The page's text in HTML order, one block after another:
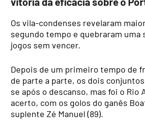
Os vila-condenses revelaram
segundo tempo e quebraram uma
jogos sem vencer.
Depois de um primeiro tempo de
de parte a parte, os dois
se após o descanso, mas foi o Rio
acerto, com os golos do ganês
suplente Zé Manuel (89).